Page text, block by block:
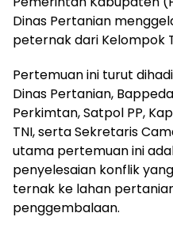
Dinas Pertanian
peternak dari Kelompok
Pertemuan ini turut
Dinas Pertanian,
Perkimtan, Satpol PP,
TNI, serta Sekretaris
utama pertemuan ini
penyelesaian konflik
ternak ke lahan
penggembalaan.